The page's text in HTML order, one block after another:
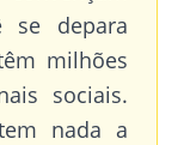
se depara
milhões
sociais.
nada a